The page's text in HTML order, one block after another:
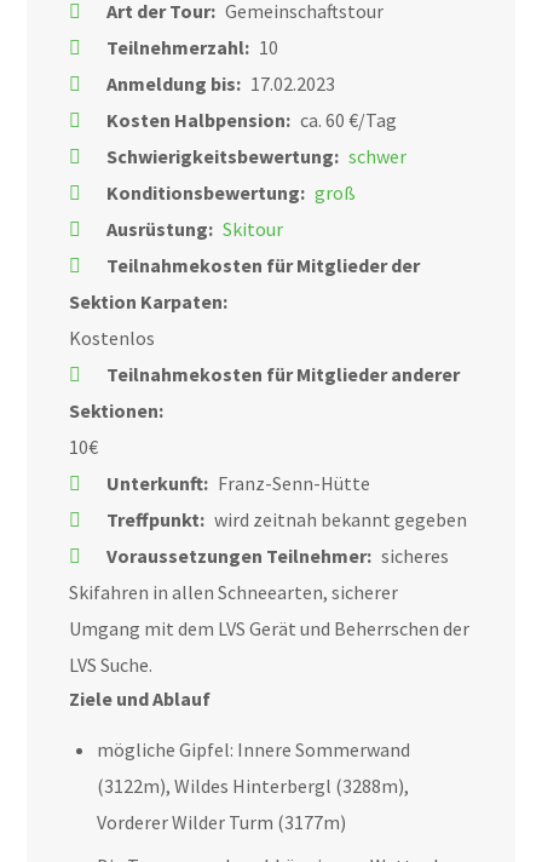
Art der Tour: Gemeinschaftstour
Teilnehmerzahl: 10
Anmeldung bis: 17.02.2023
Kosten Halbpension: ca. 60 €/Tag
Schwierigkeitsbewertung: schwer
Konditionsbewertung: groß
Ausrüstung: Skitour
Teilnahmekosten für Mitglieder der
Sektion Karpaten:
Kostenlos
Teilnahmekosten für Mitglieder anderer
Sektionen:
10€
Unterkunft: Franz-Senn-Hütte
Treffpunkt: wird zeitnah bekannt gegeben
Voraussetzungen Teilnehmer: sicheres
Skifahren in allen Schneearten, sicherer
Umgang mit dem LVS Gerät und Beherrschen der
LVS Suche.
Ziele und Ablauf
mögliche Gipfel: Innere Sommerwand
(3122m), Wildes Hinterbergl (3288m),
Vorderer Wilder Turm (3177m)